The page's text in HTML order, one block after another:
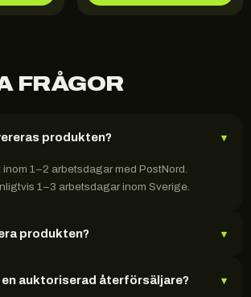
FRÅGOR
produkten? ▾
inom 1–2 arbetsdagar med PostNord.
1–3 arbetsdagar inom Sverige.
produkten? ▾
auktoriserad återförsäljare? ▾